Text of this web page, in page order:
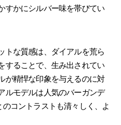
すかにシルバー味を帯びてい
な質感は、ダイアルを荒ら
することで、生み出されてい
が精悍な印象を与えるのに対
ルモデルは人気のバーガンデ
コントラストも清々しく、よ